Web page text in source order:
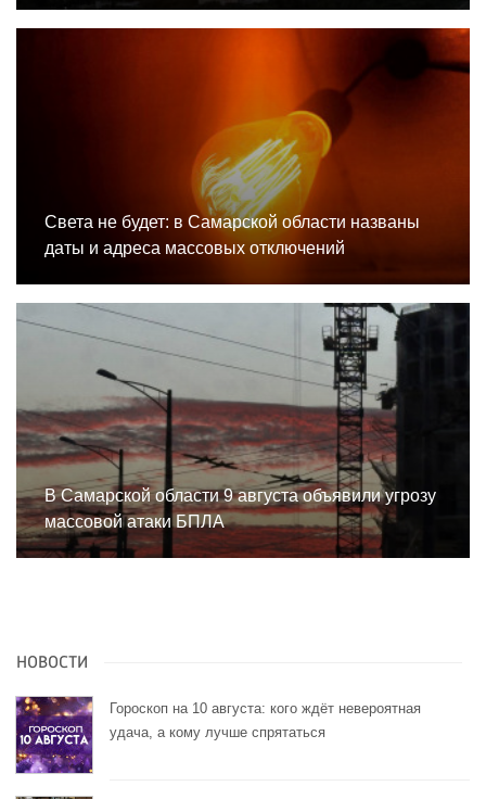
Света не будет: в Самарской области названы
даты и адреса массовых отключений
В Самарской области 9 августа объявили угрозу
массовой атаки БПЛА
НОВОСТИ
Гороскоп на 10 августа: кого ждёт невероятная
удача, а кому лучше спрятаться